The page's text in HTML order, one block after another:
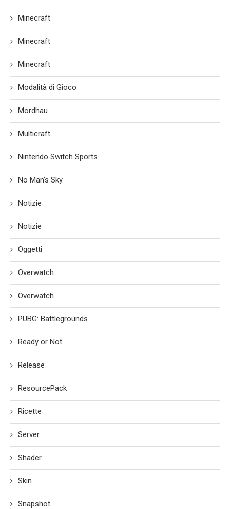
Minecraft
Minecraft
Minecraft
Modalità di Gioco
Mordhau
Multicraft
Nintendo Switch Sports
No Man's Sky
Notizie
Notizie
Oggetti
Overwatch
Overwatch
PUBG: Battlegrounds
Ready or Not
Release
ResourcePack
Ricette
Server
Shader
Skin
Snapshot